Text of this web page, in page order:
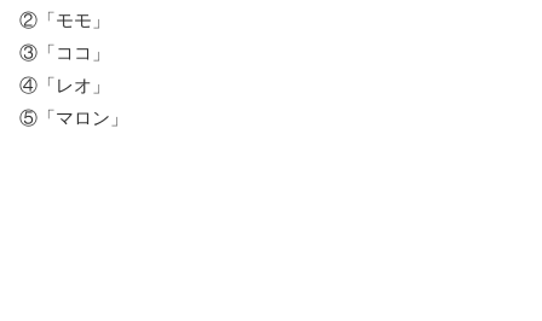
②「モモ」
③「ココ」
④「レオ」
⑤「マロン」